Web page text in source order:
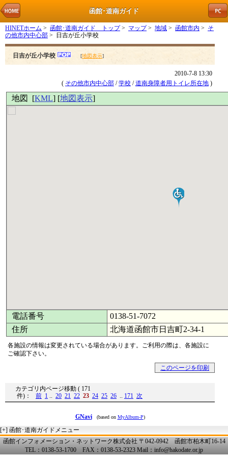
函館･道南ガイド
HINETホーム > 函館･道南ガイド トップ> マップ> 地域 > 函館市内 > そ
の他市内中心部 > 日吉が丘小学校
日吉が丘小学校 [地図表示]
2010-7-8 13:30
( その他市内中心部 /学校 /道南身障者用トイレ所在地 )
地図 [KML] [地図表示]
電話番号
0138-51-7072
住所
北海道函館市日吉町2-34-1
各施設の情報は変更されている場合があります。ご利用の際は、各施設に
ご確認下さい。
このページを印刷
カテゴリ内ページ移動 ( 171
件)： 前 1 .. 20 21 22 23 24 25 26 .. 171 次
GNavi (based on MyAlbum-P)
[+] 函館･道南ガイドメニュー
函館インフォメーション・ネットワーク株式会社 〒042-0942 函館市柏木町16-14
TEL：0138-53-1700 FAX：0138-53-2323 Mail：info@hakodate.or.jp